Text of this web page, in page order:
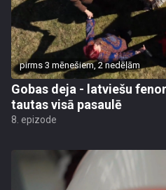
pirms 3 mēnešiem, 2 nedēļām
Gobas deja - latviešu
tautas visā pasaulē
8. epizode